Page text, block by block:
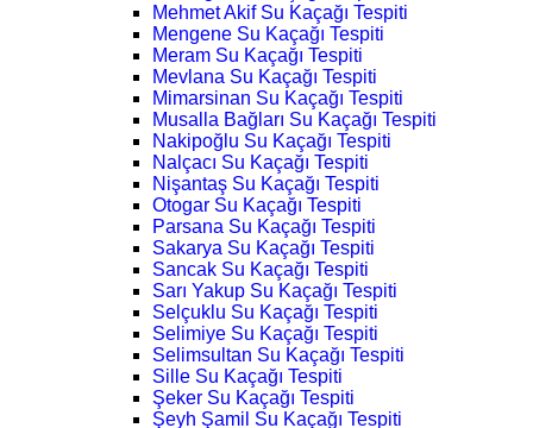
Mehmet Akif Su Kaçağı Tespiti
Mengene Su Kaçağı Tespiti
Meram Su Kaçağı Tespiti
Mevlana Su Kaçağı Tespiti
Mimarsinan Su Kaçağı Tespiti
Musalla Bağları Su Kaçağı Tespiti
Nakipoğlu Su Kaçağı Tespiti
Nalçacı Su Kaçağı Tespiti
Nişantaş Su Kaçağı Tespiti
Otogar Su Kaçağı Tespiti
Parsana Su Kaçağı Tespiti
Sakarya Su Kaçağı Tespiti
Sancak Su Kaçağı Tespiti
Sarı Yakup Su Kaçağı Tespiti
Selçuklu Su Kaçağı Tespiti
Selimiye Su Kaçağı Tespiti
Selimsultan Su Kaçağı Tespiti
Sille Su Kaçağı Tespiti
Şeker Su Kaçağı Tespiti
Şeyh Şamil Su Kaçağı Tespiti